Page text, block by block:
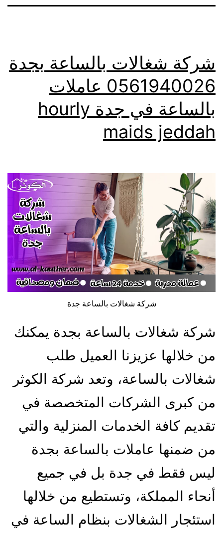
شركة شغالات بالساعة بجدة
0561940026 عاملات
بالساعة في جدة hourly
maids jeddah
شركة شغالات بالساعة جدة
شركة شغالات بالساعة بجدة يمكنك
من خلالها عزيزنا العميل طلب
شغالات بالساعة، وتعد شركة الكوثر
من كبرى الشركات المتخصصة في
تقديم كافة الخدمات المنزلية والتي
من ضمنها عاملات بالساعة بجدة
ليس فقط في جدة بل في جميع
أنحاء المملكة، وتستطيع من خلالها
استئجار الشغالات بنظام الساعة في